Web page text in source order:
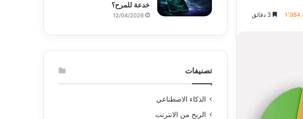
1٬984
خدعة للمرح؟
12/04/2026
تصنيفات
الذكاء الاصطناعي
الربح من الانترنت